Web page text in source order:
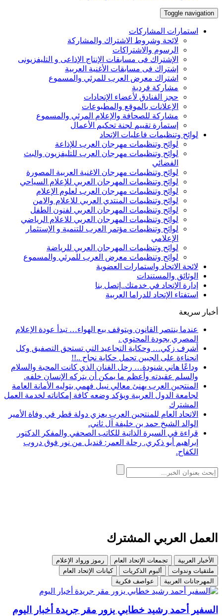
Toggle navigation
استمارات المشاركات
لائحة وشروط الاشتراك والمشاركة
الرسوم والاشتراكات
الإشتراك فى مسابقات الإنتاج الإذاعى و التليفزيونى
إشتراك فى مسابقات الأغنية العربية
اشتراك معرض العرب للمرئي والمسموع
مشاركة فردية
حجز الفنادق لأعضاء الإتحادات
الإعلانات بالموقع والمطبوعات
مشاركة للصحافة والإعلام المرئي والمسموع
إستمارة تقييم لجنة تحكيم الأعمال
لوائح وتنظيمات فاعليات الإتحاد
لوائح وتنظيمات مهرجان العرب للإذاعة
لوائح وتنظيمات مهرجان العرب للتليفزيون والبث
الفضائي
لوائح وتنظيمات مهرجان الاغنية العربية المصورة
لوائح وتنظيمات المهرجان العربي للإعلام السياحي
لوائح وتنظيمات مهرجان العرب لعلوم الإعلام
لوائح وتنظيمات المنتدي العربي للاعلام والامن
لوائح وتنظيمات المهرجان العربي لفنون الطفل
لوائح وتنظيمات المهرجان العربي للاعلام الرياضي
لوائح وتنظيمات مؤتمر العرب للتنمية و الإستثمار
الإعلامي
لوائح وتنظيمات المهرجان العربي للرياضة
لوائح وتنظيمات معرض العرب للمرئي والمسموع
لائحة الاتحاد واستمارات العضوية
الوثائق والمستندات
إدارة الإتحاد في خدمتك..إتصل بنا
استفتاء الإتحاد للدراما العربية
أخبار سريعة
عندما ينتصر القانون ويتوقف بيع الهواء… تبدأ عودة الإعلام
المصري بجودة المحتوي .
أشرف زكي… وحكاية التجاعيد التي تستحق التصفيق وكل
انحناءة على الجبين تحمل حكاية نجاح ..!!
وداعًا هاني شنودة… رحل الفنان الذي كانت المحبة والسلام
والسلم عقيدته وأعظم ما يمكن أن يتركه الإنسان خلفه.
المنتجين العرب يهنئ معالي نبيل فهمي بتوليه الأمانة العامة
لجامعة الدول العربية ويؤكد وضعه كافة إمكاناته لخدمة العمل
المشترك
الاتحاد العام للمنتجين العرب يعزي دولة قطر في وفاة الأمير
الوالد الشيخ حمد بن خليفة آل ثاني.
قراءة في السيرة الذاتية للكاتب الصحفي والمفكر الدكتور
إبراهيم أبو ذكري. رحلة العمر: قنديل من نور فوق دروب
الكفاح.
العمل العربي المشترك
الأخبار العربية تجمعات الإتحاد العام
رموز ورواد الإعلام
ملتقيات وندوات
ألبوم الذكريات
كيانات الإتحاد العام
المهرجانات العربية
عواصف فكرية
السفير أحمد رشيد خطابي يزور مقر جريدة أخبار اليوم